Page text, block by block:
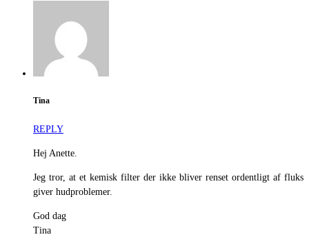
Tina
REPLY
Hej Anette.
Jeg tror, at et kemisk filter der ikke bliver renset ordentligt af fluks
giver hudproblemer.
God dag
Tina